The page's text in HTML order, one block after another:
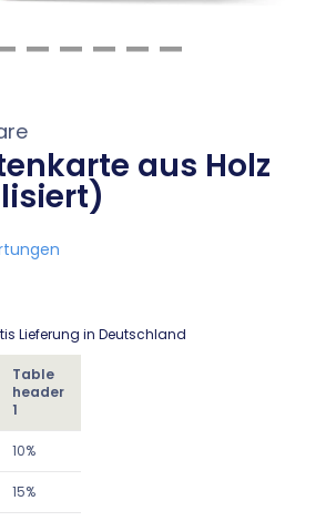
aus Holz
Lieferung in Deutschland
Table
header
1
10%
15%